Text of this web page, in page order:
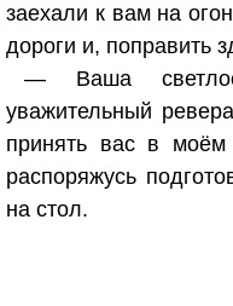
заехали к вам на
дороги и, поправить
— Ваша
уважительный
принять вас в
распоряжусь
на стол.